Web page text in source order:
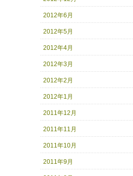
2012年6月
2012年5月
2012年4月
2012年3月
2012年2月
2012年1月
2011年12月
2011年11月
2011年10月
2011年9月